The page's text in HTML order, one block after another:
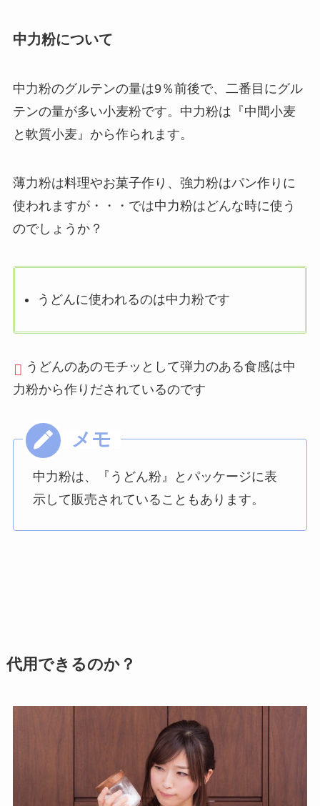
中力粉について
中力粉のグルテンの量は9％前後で、二番目にグル
テンの量が多い小麦粉です。中力粉は『中間小麦
と軟質小麦』から作られます。
薄力粉は料理やお菓子作り、強力粉はパン作りに
使われますが・・・では中力粉はどんな時に使う
のでしょうか？
うどんに使われるのは中力粉です
うどんのあのモチッとして弾力のある食感は中
力粉から作りだされているのです
中力粉は、『うどん粉』とパッケージに表
示して販売されていることもあります。
代用できるのか？